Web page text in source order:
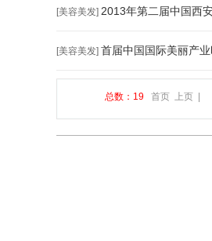
[美容美发] 2013年第二届中国西
[美容美发] 首届中国国际美丽产
总数：19 首页 上页